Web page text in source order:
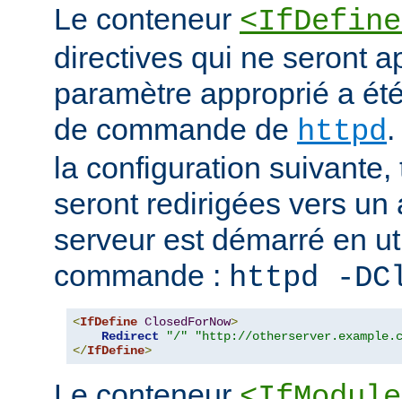
Le conteneur
directives qui ne seront
paramètre approprié a
de commande de httpd
la configuration
seront redirigées vers un
serveur est démarré en
commande : httpd -
<IfDefine ClosedForNow>
Redirect
"/"
"http://
</IfDefine>